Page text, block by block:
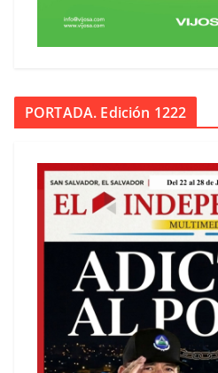
PORTADA. Edición 1222